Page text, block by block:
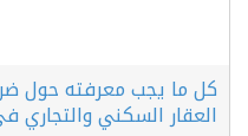
كل ما يجب معرفته حول
العقار السكني والتجاري